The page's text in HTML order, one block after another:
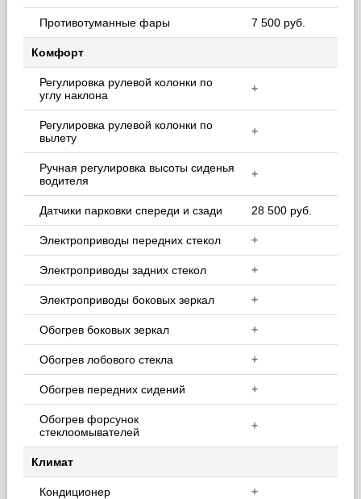
Противотуманные фары 7 500 руб.
Комфорт
Регулировка рулевой колонки по
углу наклона
+
Регулировка рулевой колонки по
вылету
+
Ручная регулировка высоты сиденья
водителя
+
Датчики парковки спереди и сзади 28 500 руб.
Электроприводы передних стекол +
Электроприводы задних стекол +
Электроприводы боковых зеркал +
Обогрев боковых зеркал +
Обогрев лобового стекла +
Обогрев передних сидений +
Обогрев форсунок
стеклоомывателей
+
Климат
Кондиционер +